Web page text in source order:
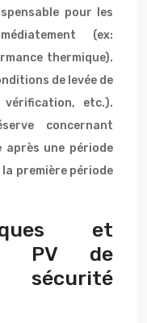
pour les
(ex:
thermique).
de levée de
vérification, etc.).
concernant
après une période
première période
et
PV de